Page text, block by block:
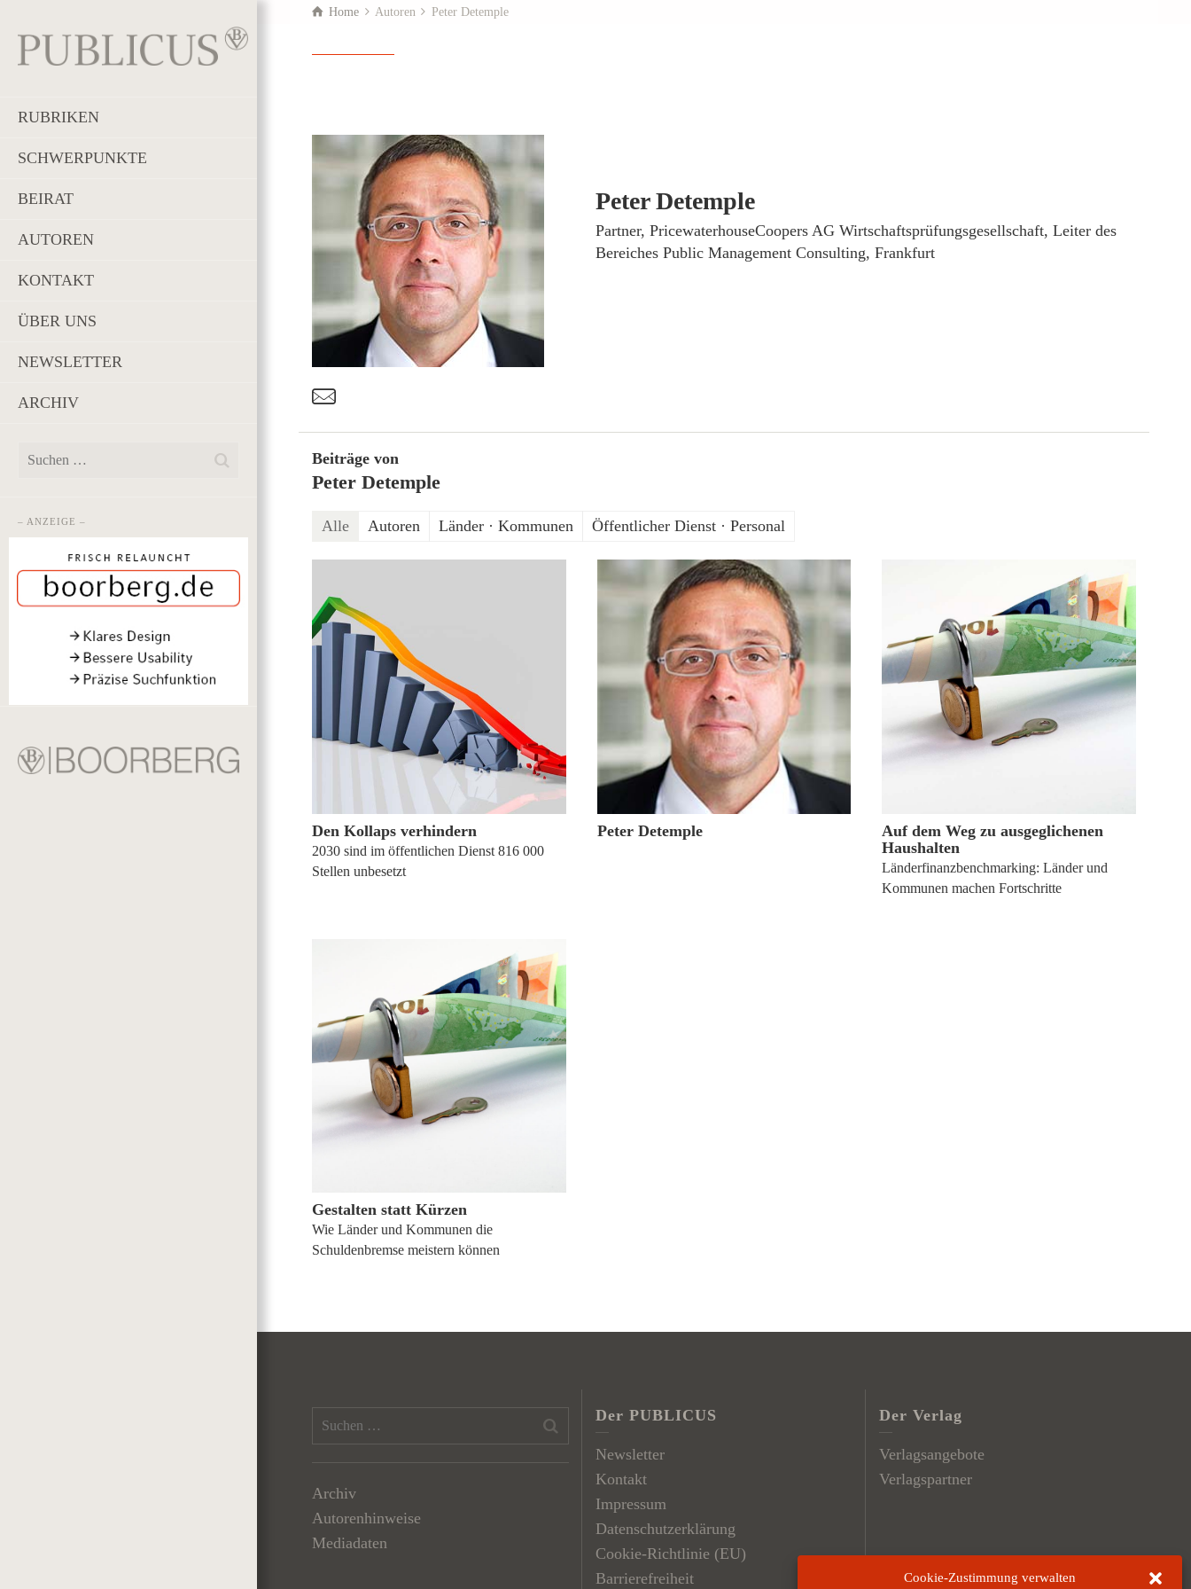
Cookie-Zustimmung verwalten
RUBRIKEN
SCHWERPUNKTE
BEIRAT
AUTOREN
KONTAKT
ÜBER UNS
NEWSLETTER
ARCHIV
– ANZEIGE –
Home Autoren Peter Detemple
t
Peter Detemple
­Partner, PricewaterhouseCoopers AG Wirtschaftsprüfungsgesellschaft, Leiter des
Bereiches Public Management Consulting, Frankfurt
Beiträge von
Peter Detemple
Alle Autoren Länder · Kommunen Öffentlicher Dienst · Personal
Den Kollaps verhindern
2030 sind im öffentlichen Dienst 816 000
Stellen unbesetzt
22. Dezember 2016
Peter Detemple
Auf dem Weg zu ausgeglichenen
Haushalten
Länderfinanzbenchmarking: Länder und
Kommunen machen Fortschritte
Gestalten statt Kürzen
Wie Länder und Kommunen die
Schuldenbremse meistern können
Archiv
Autorenhinweise
Mediadaten
Der PUBLICUS
Newsletter
Kontakt
Impressum
Datenschutzerklärung
Cookie-Richtlinie (EU)
Barrierefreiheit
Der Verlag
Verlagsangebote
Verlagspartner